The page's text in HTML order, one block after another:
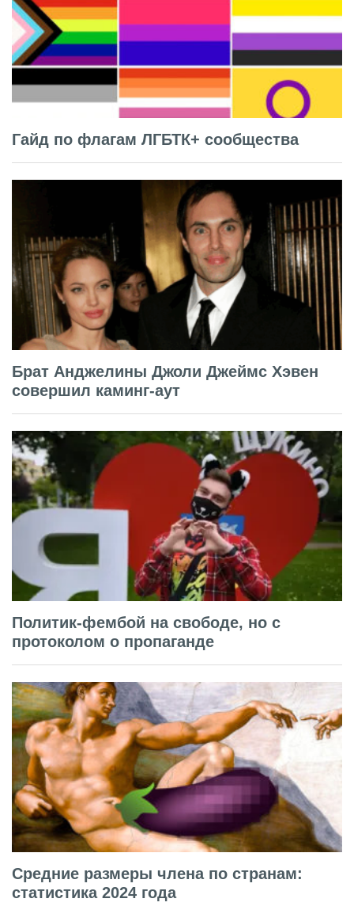
Гайд по флагам ЛГБТК+ сообщества
Брат Анджелины Джоли Джеймс Хэвен
совершил каминг-аут
Политик-фембой на свободе, но с
протоколом о пропаганде
Средние размеры члена по странам:
статистика 2024 года